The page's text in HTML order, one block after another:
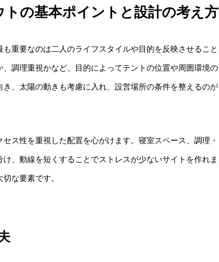
の基本ポイントと設計の考え方
重要なのは二人のライフスタイルや目的を反映させること
調理重視かなど、目的によってテントの位置や周囲環境の
、太陽の動きも考慮に入れ、設営場所の条件を整えるのが
ス性を重視した配置を心がけます。寝室スペース、調理・
、動線を短くすることでストレスが少ないサイトを作れま
な要素です。